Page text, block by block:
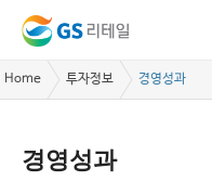
Home 투자정보 경영성과
경영성과